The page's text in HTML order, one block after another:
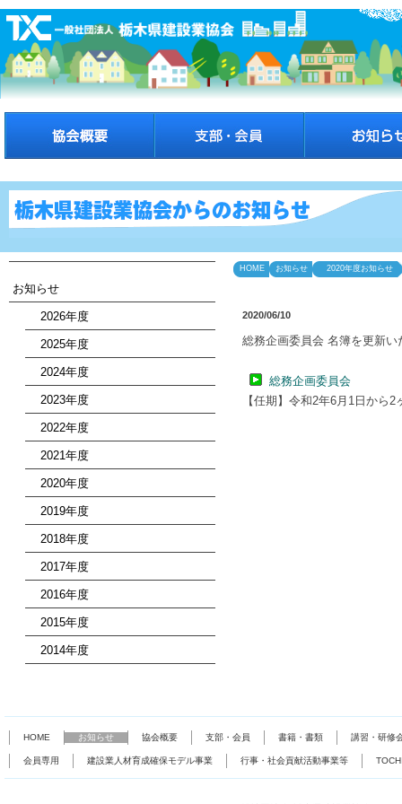
お知らせ
2026年度
2025年度
2024年度
2023年度
2022年度
2021年度
2020年度
2019年度
2018年度
2017年度
2016年度
2015年度
2014年度
HOME お知らせ 2020年度お知らせ
2020/06/10
総務企画委員会 名簿を更新い
総務企画委員会
【任期】令和2年6月1日から2
HOME お知らせ 協会概要 支部・会員 書籍・書類 講習・研修
会員専用 建設業人材育成確保モデル事業 行事・社会貢献活動事業等